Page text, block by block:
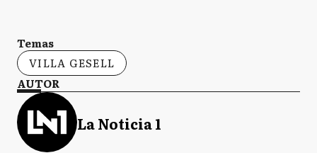
Temas
VILLA GESELL
AUTOR
La Noticia 1